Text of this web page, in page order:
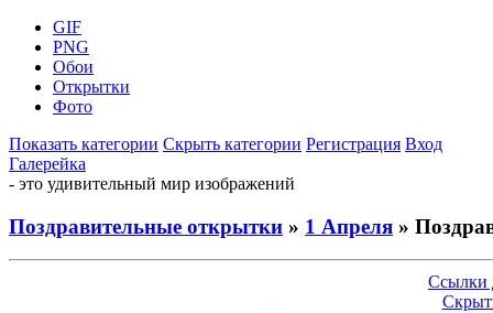
GIF
PNG
Обои
Открытки
Фото
Показать категории Скрыть категории Регистрация Вход
Галерейка
- это удивительный мир изображений
Поздравительные открытки » 1 Апреля »
Ссылки